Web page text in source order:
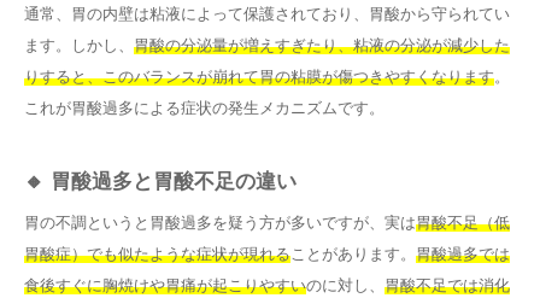
通常、胃の内壁は粘液によって保護されており、胃酸から守られてい
ます。しかし、 胃酸の分泌量が増えすぎたり、粘液の分泌が減少した
りすると、このバランスが崩れて胃の粘膜が傷つきやすくなります。
これが胃酸過多による症状の発生メカニズムです。
🔸 胃酸過多と胃酸不足の違い
胃の不調というと胃酸過多を疑う方が多いですが、実は胃酸不足（低
胃酸症）でも似たような症状が現れることがあります。 胃酸過多では
食後すぐに胸焼けや胃痛が起こりやすいのに対し、 胃酸不足では消化